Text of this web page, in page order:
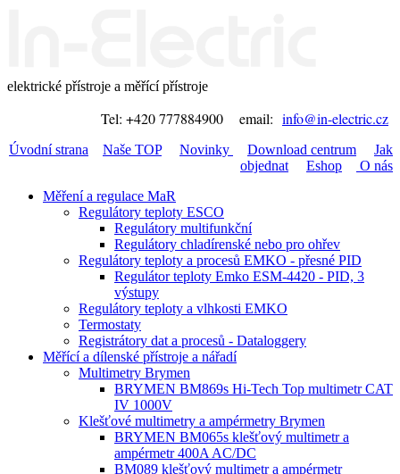
elektrické přístroje a měřící přístroje
Tel: +420 777884900 email: info@in-electric.cz
Úvodní strana Naše TOP Novinky Download centrum
Jak
objednat
Eshop
O nás
Měření a regulace MaR
Regulátory teploty ESCO
Regulátory multifunkční
Regulátory chladírenské nebo pro ohřev
Regulátory teploty a procesů EMKO - přesné PID
Regulátor teploty Emko ESM-4420 - PID, 3
výstupy
Regulátory teploty a vlhkosti EMKO
Termostaty
Registrátory dat a procesů - Dataloggery
Měřící a dílenské přístroje a nářadí
Multimetry Brymen
BRYMEN BM869s Hi-Tech Top multimetr CAT
IV 1000V
Klešťové multimetry a ampérmetry Brymen
BRYMEN BM065s klešťový multimetr a
ampérmetr 400A AC/DC
BM089 klešťový multimetr a ampérmetr